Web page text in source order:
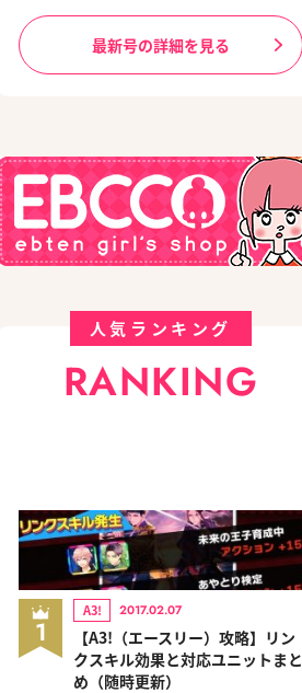
最新号の詳細を見る
人気ランキング
RANKING
1
A3! 2017.02.07
【A3!（エースリー）攻略】リン
クスキル効果と対応ユニットまと
め（随時更新）